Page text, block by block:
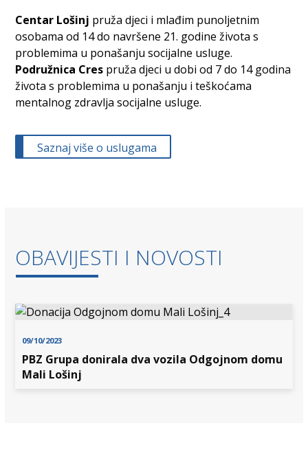
Centar Lošinj pruža djeci i mlađim punoljetnim
osobama od 14 do navršene 21. godine života s
problemima u ponašanju socijalne usluge.
Podružnica Cres pruža djeci u dobi od 7 do 14 godina
života s problemima u ponašanju i teškoćama
mentalnog zdravlja socijalne usluge.
Saznaj više o uslugama
OBAVIJESTI I NOVOSTI
09/10/2023
PBZ Grupa donirala dva vozila Odgojnom domu
Mali Lošinj